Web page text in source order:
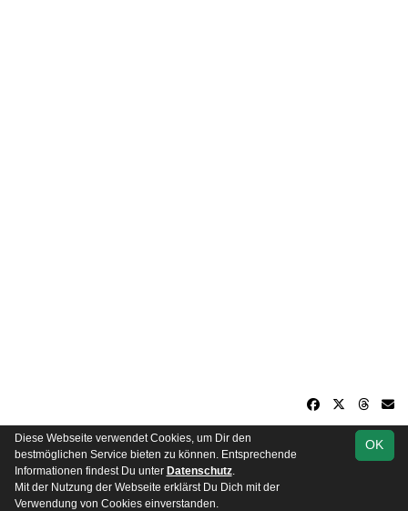
soccero.de
© 2006 - 2026
Besucherstatistik Kontakt Impressum
OK
Diese Webseite verwendet Cookies, um Dir den
bestmöglichen Service bieten zu können. Entsprechende
Informationen findest Du unter Datenschutz.
Mit der Nutzung der Webseite erklärst Du Dich mit der
Verwendung von Cookies einverstanden.